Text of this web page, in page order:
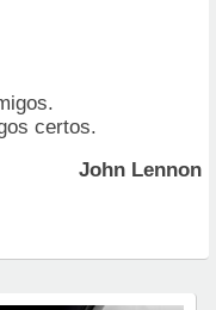
certos.
John Lennon